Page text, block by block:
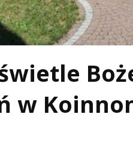
w